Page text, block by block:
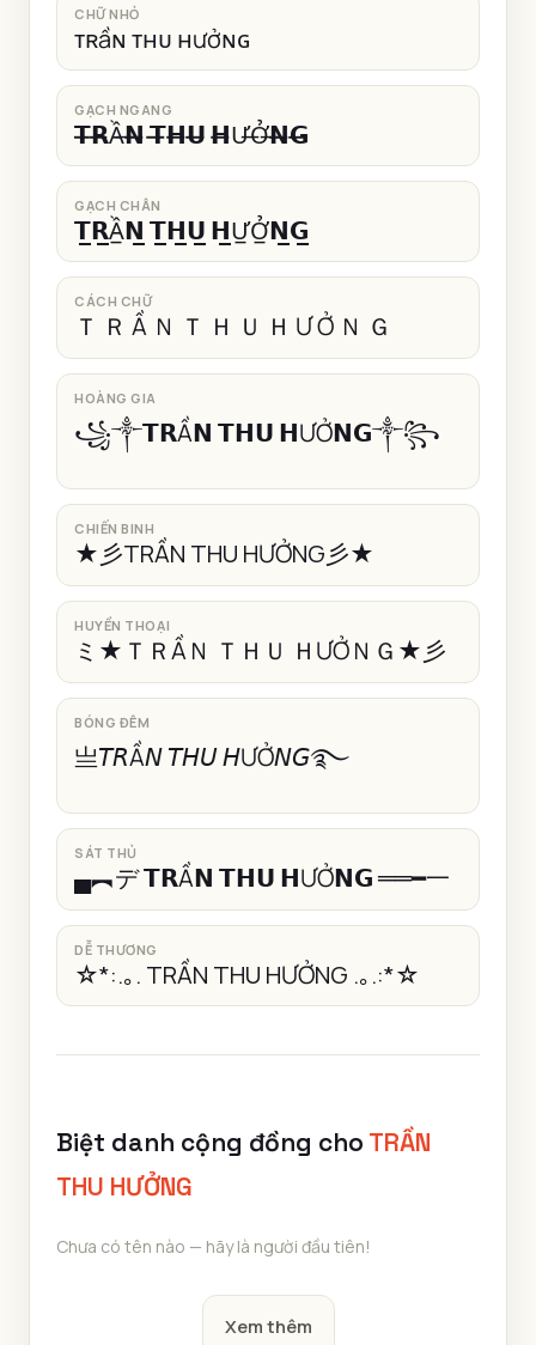
CHỮ NHỎ
ᴛʀầɴ ᴛʜᴜ ʜưởɴɢ
GẠCH NGANG
𝗧̶𝗥̶Ầ̶𝗡̶ 𝗧̶𝗛̶𝗨̶ 𝗛̶Ư̶Ở̶𝗡̶𝗚̶
GẠCH CHÂN
𝗧̲𝗥̲Ầ̲𝗡̲ 𝗧̲𝗛̲𝗨̲ 𝗛̲Ư̲Ở̲𝗡̲𝗚̲
CÁCH CHỮ
Ｔ Ｒ Ầ Ｎ Ｔ Ｈ Ｕ Ｈ Ư Ở Ｎ Ｇ
HOÀNG GIA
꧁༒𝗧𝗥Ầ𝗡 𝗧𝗛𝗨 𝗛ƯỞ𝗡𝗚༒꧂
CHIẾN BINH
★彡TRẦN THU HƯỞNG彡★
HUYỀN THOẠI
ミ★ＴＲẦＮ ＴＨＵ ＨƯỞＮＧ★彡
BÓNG ĐÊM
亗𝘛𝘙Ầ𝘕 𝘛𝘏𝘜 𝘏ƯỞ𝘕𝘎࿐
SÁT THỦ
▄︻デ 𝗧𝗥Ầ𝗡 𝗧𝗛𝗨 𝗛ƯỞ𝗡𝗚 ══━一
DỄ THƯƠNG
☆*:.｡. TRẦN THU HƯỞNG .｡.:*☆
Biệt danh cộng đồng cho TRẦN
THU HƯỞNG
Chưa có tên nào — hãy là người đầu tiên!
Xem thêm